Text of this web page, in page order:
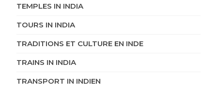
TEMPLES IN INDIA
TOURS IN INDIA
TRADITIONS ET CULTURE EN INDE
TRAINS IN INDIA
TRANSPORT IN INDIEN